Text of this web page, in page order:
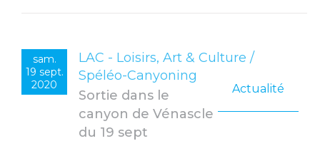
sam.
19 sept.
2020
LAC - Loisirs, Art & Culture /
Spéléo-Canyoning
Actualité
Sortie dans le
canyon de Vénascle
du 19 sept